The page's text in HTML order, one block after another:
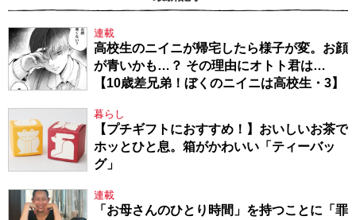
連載
高校生のニイニが帰宅したら様子が変。お顔
が青いかも…？ その理由にオトト君は…
【10歳差兄弟！ぼくのニイニは高校生・3】
暮らし
【プチギフトにおすすめ！】おいしいお茶で
ホッとひと息。箱がかわいい「ティーバッ
グ」
連載
「お母さんのひとり時間」を持つことに「罪